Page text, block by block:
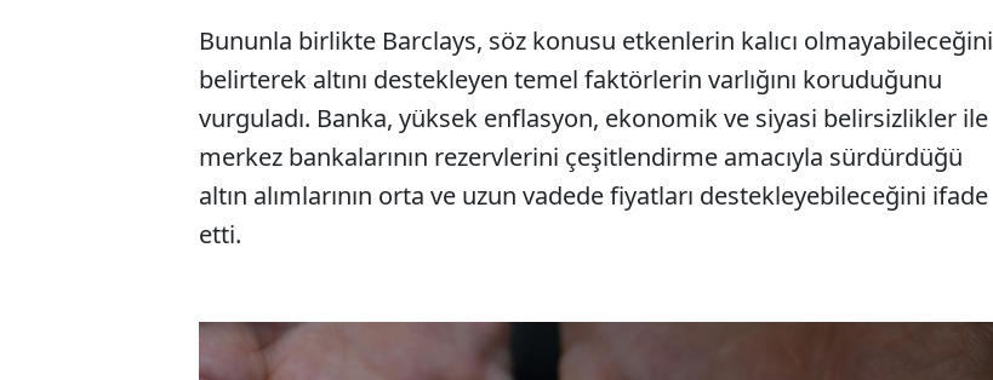
Sesi Aç
Bununla birlikte Barclays, söz konusu etkenlerin kalıcı olmayabileceğini
belirterek altını destekleyen temel faktörlerin varlığını koruduğunu
vurguladı. Banka, yüksek enflasyon, ekonomik ve siyasi belirsizlikler ile
merkez bankalarının rezervlerini çeşitlendirme amacıyla sürdürdüğü
altın alımlarının orta ve uzun vadede fiyatları destekleyebileceğini ifade
etti.